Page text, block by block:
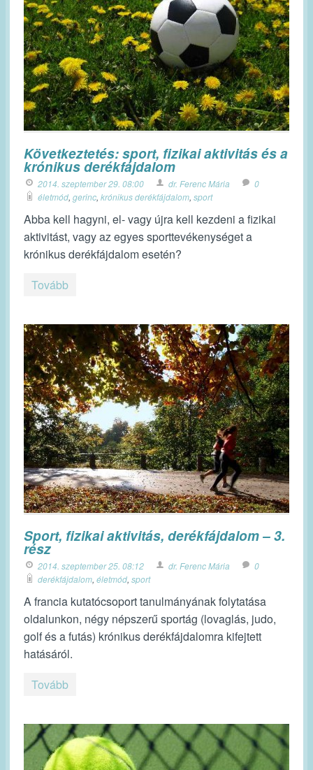
Következtetés: sport, fizikai aktivitás és a
krónikus derékfájdalom
2014. szeptember 29. 08:00 dr. Ferenc Mária
0
életmód, gerinc, krónikus derékfájdalom, sport
Abba kell hagyni, el- vagy újra kell kezdeni a fizikai
aktivitást, vagy az egyes sporttevékenységet a
krónikus derékfájdalom esetén?
Tovább
Sport, fizikai aktivitás, derékfájdalom – 3.
rész
2014. szeptember 25. 08:12 dr. Ferenc Mária
0
derékfájdalom, életmód, sport
A francia kutatócsoport tanulmányának folytatása
oldalunkon, négy népszerű sportág (lovaglás, judo,
golf és a futás) krónikus derékfájdalomra kifejtett
hatásáról.
Tovább